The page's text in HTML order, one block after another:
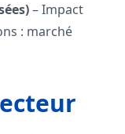
– Impact
: marché